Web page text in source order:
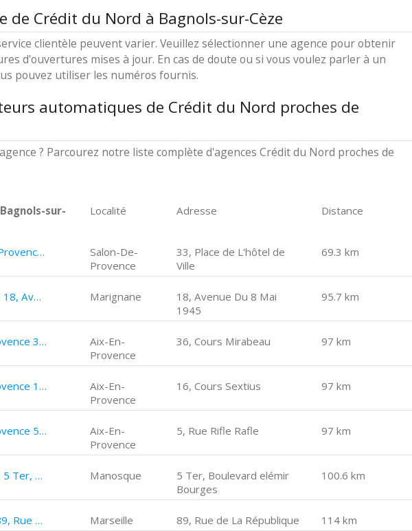
de Crédit du Nord à Bagnols-sur-Cèze
clientèle peuvent varier. Veuillez sélectionner une agence pour obtenir
d'ouvertures mises à jour. En cas de doute ou si vous voulez parler à un
pouvez utiliser les numéros fournis.
automatiques de Crédit du Nord proches de
? Parcourez notre liste complète d'agences Crédit du Nord proches de
sur-
Localité Adresse Distance
Crédit du Nord Salon-De-Provence 33, Place de L'hôtel de Ville
Salon-De-
Provence
33, Place de L'hôtel de
Ville
69.3 km
Crédit du Nord Marignane 18, Avenue Du 8 Mai 1945 Marignane
18, Avenue Du 8 Mai
1945
95.7 km
Crédit du Nord Aix-En-Provence 36, Cours Mirabeau
Aix-En-
Provence
36, Cours Mirabeau 97 km
Crédit du Nord Aix-En-Provence 16, Cours Sextius
Aix-En-
Provence
16, Cours Sextius 97 km
Crédit du Nord Aix-En-Provence 5, Rue Rifle Rafle
Aix-En-
Provence
5, Rue Rifle Rafle 97 km
Crédit du Nord Manosque 5 Ter, Boulevard elémir Bourges Manosque
5 Ter, Boulevard elémir
Bourges
100.6 km
Crédit du Nord Marseille 89, Rue de La République Marseille 89, Rue de La République 114 km